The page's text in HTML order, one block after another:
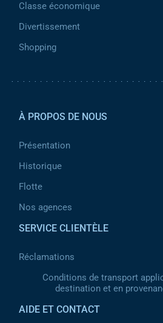
Classe économique
Divertissement
Shopping
À PROPOS DE NOUS
Présentation
Historique
Flotte
Nos agences
SERVICE CLIENTÈLE
Réclamations
Conditions de transport
destination et en
AIDE ET CONTACT